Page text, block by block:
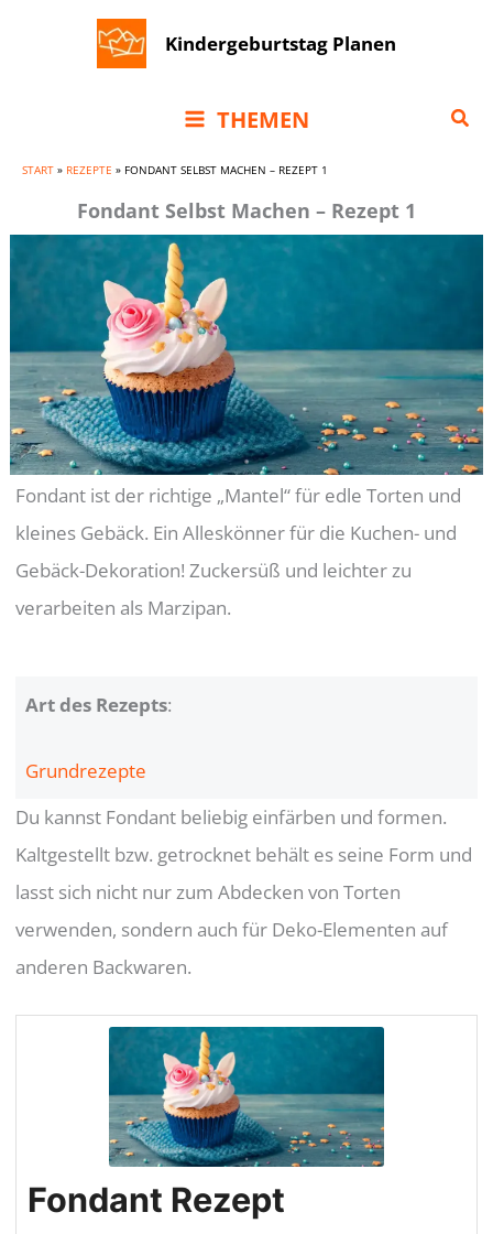
Kindergeburtstag Planen
THEMEN
START » REZEPTE » FONDANT SELBST MACHEN – REZEPT 1
Fondant Selbst Machen – Rezept 1
Fondant ist der richtige „Mantel“ für edle Torten und
kleines Gebäck. Ein Alleskönner für die Kuchen- und
Gebäck-Dekoration! Zuckersüß und leichter zu
verarbeiten als Marzipan.
Art des Rezepts:
Grundrezepte
Du kannst Fondant beliebig einfärben und formen.
Kaltgestellt bzw. getrocknet behält es seine Form und
lasst sich nicht nur zum Abdecken von Torten
verwenden, sondern auch für Deko-Elementen auf
anderen Backwaren.
Fondant Rezept